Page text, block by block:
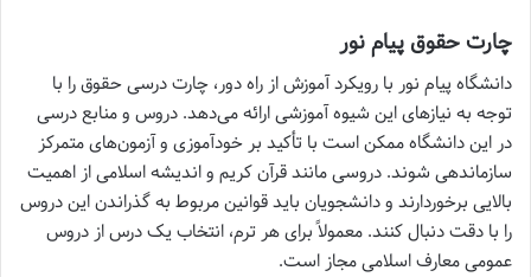
چارت حقوق پیام نور
دانشگاه پیام نور با رویکرد آموزش از راه دور، چارت درسی حقوق را با
توجه به نیازهای این شیوه آموزشی ارائه می‌دهد. دروس و منابع درسی
در این دانشگاه ممکن است با تأکید بر خودآموزی و آزمون‌های متمرکز
سازماندهی شوند. دروسی مانند قرآن کریم و اندیشه اسلامی از اهمیت
بالایی برخوردارند و دانشجویان باید قوانین مربوط به گذراندن این دروس
را با دقت دنبال کنند. معمولاً برای هر ترم، انتخاب یک درس از دروس
عمومی معارف اسلامی مجاز است.